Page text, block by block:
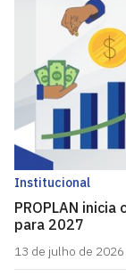
Institucional
PROPLAN
para 2027
13 de julho de 2026